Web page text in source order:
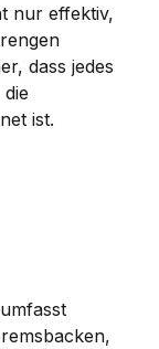
nur effektiv,
dass jedes
ist.